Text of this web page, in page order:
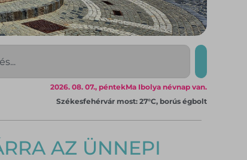
Ma Ibolya névnap van.
2026. 08. 07., péntek
Székesfehérvár most: 27°C, borús égbolt
AZ ÜNNEPI